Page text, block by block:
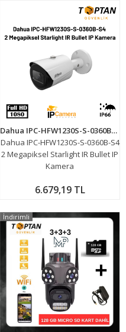
Dahua IPC-HFW1230S-S-0360B-S4 2 Megapiksel Starlight IR Bullet IP Kamera
Dahua IPC-HFW1230S-S-0360B-S4
2 Megapiksel Starlight IR Bullet IP
Kamera
6.679,19 TL
İndirimli